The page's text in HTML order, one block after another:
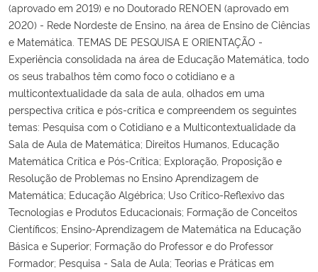
(aprovado em 2019) e no Doutorado RENOEN (aprovado em
2020) - Rede Nordeste de Ensino, na área de Ensino de Ciências
e Matemática. TEMAS DE PESQUISA E ORIENTAÇÃO -
Experiência consolidada na área de Educação Matemática, todo
os seus trabalhos têm como foco o cotidiano e a
multicontextualidade da sala de aula, olhados em uma
perspectiva crítica e pós-crítica e compreendem os seguintes
temas: Pesquisa com o Cotidiano e a Multicontextualidade da
Sala de Aula de Matemática; Direitos Humanos, Educação
Matemática Crítica e Pós-Crítica; Exploração, Proposição e
Resolução de Problemas no Ensino Aprendizagem de
Matemática; Educação Algébrica; Uso Crítico-Reflexivo das
Tecnologias e Produtos Educacionais; Formação de Conceitos
Científicos; Ensino-Aprendizagem de Matemática na Educação
Básica e Superior; Formação do Professor e do Professor
Formador; Pesquisa - Sala de Aula; Teorias e Práticas em